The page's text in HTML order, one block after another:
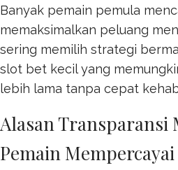
Banyak pemain pemula
memaksimalkan peluang
sering memilih strategi
slot bet kecilyang
lebih lama tanpa cepat
Alasan Transparansi
Pemain